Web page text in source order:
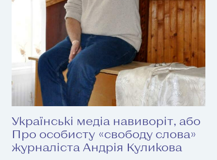
Українські медіа навиворіт, або
Про особисту «свободу слова»
журналіста Андрія Куликова